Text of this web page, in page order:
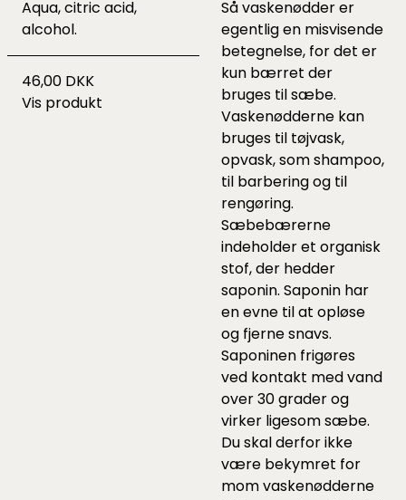
Aqua, citric acid,
alcohol.
46,00 DKK
Vis produkt
Så vaskenødder er
egentlig en misvisende
betegnelse, for det er
kun bærret der
bruges til sæbe.
Vaskenødderne kan
bruges til tøjvask,
opvask, som shampoo,
til barbering og til
rengøring.
Sæbebærerne
indeholder et organisk
stof, der hedder
saponin. Saponin har
en evne til at opløse
og fjerne snavs.
Saponinen frigøres
ved kontakt med vand
over 30 grader og
virker ligesom sæbe.
Du skal derfor ikke
være bekymret for
mom vaskenødderne